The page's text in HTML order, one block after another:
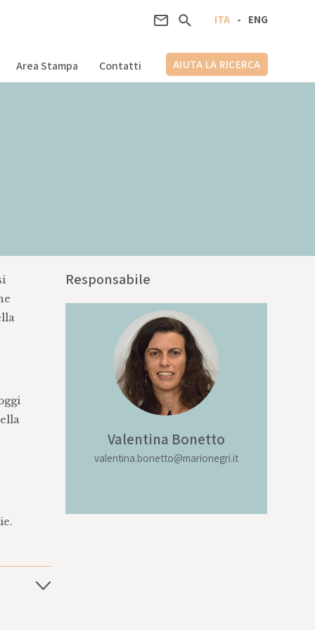
ENG
-
ITA
Area Stampa Contatti AIUTA LA RICERCA
Responsabile
Valentina Bonetto
valentina.bonetto@marionegri.it